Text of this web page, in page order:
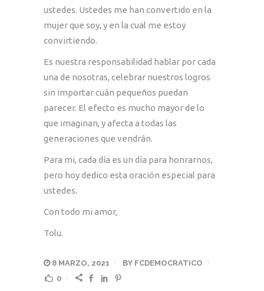
ustedes. Ustedes me han convertido en la
mujer que soy, y en la cual me estoy
convirtiendo.
Es nuestra responsabilidad hablar por cada
una de nosotras, celebrar nuestros logros
sin importar cuán pequeños puedan
parecer. El efecto es mucho mayor de lo
que imaginan, y afecta a todas las
generaciones que vendrán.
Para mi, cada día es un día para honrarnos,
pero hoy dedico esta oración especial para
ustedes.
Con todo mi amor,
Tolu.
8 MARZO, 2021 BY FCDEMOCRATICO
0